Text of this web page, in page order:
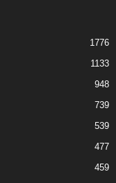
1776
1133
948
739
539
477
459